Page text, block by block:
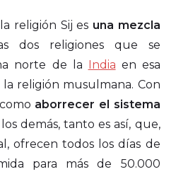
religión Sij es una mezcla
dos religiones que se
norte de la India en esa
religión musulmana. Con
aborrecer el sistema
demás, tanto es así, que,
ofrecen todos los días de
para más de 50.000